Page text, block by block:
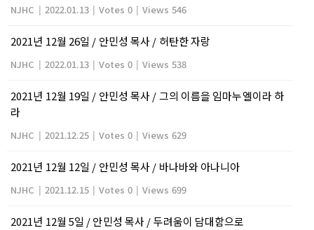
NJHC | 2022.01.13 | Votes 0 | Views 546
2021년 12월 26일 / 안민성 목사 / 허탄한 자랑
NJHC | 2022.01.13 | Votes 0 | Views 538
2021년 12월 19일 / 안민성 목사 / 그의 이름을 임마누엘이라 하
라
NJHC | 2021.12.25 | Votes 0 | Views 629
2021년 12월 12일 / 안민성 목사 / 바나바와 아나니아
NJHC | 2021.12.15 | Votes 0 | Views 699
2021년 12월 5일 / 안민성 목사 / 두려움이 담대함으로